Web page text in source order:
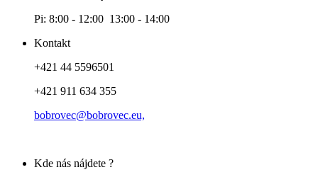
Pi: 8:00 - 12:00 13:00 - 14:00
Kontakt
+421 44 5596501
+421 911 634 355
bobrovec@bobrovec.eu,
Kde nás nájdete ?